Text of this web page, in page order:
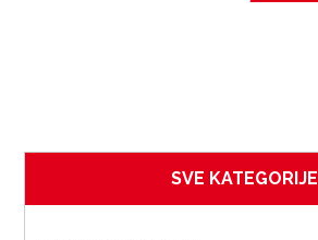
SVE KATEGORIJE